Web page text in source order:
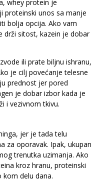
whey protein je
proteinski unos sa manje
bolja opcija. Ako vam
drži sitost, kazein je dobar
ili prate biljnu ishranu,
je cilj povećanje telesne
prednost jer pored
je dobar izbor kada je
i vezivnom tkivu.
jer je tada telu
za oporavak. Ipak, ukupan
trenutka uzimanja. Ako
kroz hranu, proteinski
delu dana.